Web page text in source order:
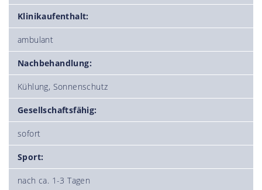
Klinikaufenthalt:
ambulant
Nachbehandlung:
Kühlung, Sonnenschutz
Gesellschaftsfähig:
sofort
Sport:
nach ca. 1-3 Tagen